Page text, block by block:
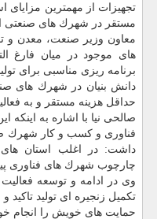
تجهیزات از مهمترین مزایای
مستقر در شهرك های صنعتی
معاون وزیر صنعت، معدن و
های موجود در میان فارغ
برنامه ریزی مناسبی برای
دانش بنیان در شهرك های
حداقل هزینه مستقر و به
صالحی نیا با اشاره به اینكه
فناوری و كسب و كار شهرك
داشت: در اغلب استان
چارچوب شهرك های فناوری
وی در ادامه و توسعه
تكمیل زنجیره ای تولید
حمایت های خویش را انجام